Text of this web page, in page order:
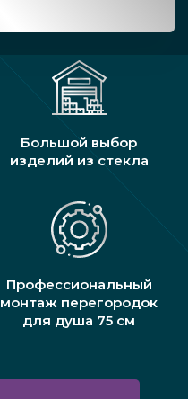
Большой выбор
изделий из стекла
Профессиональный
монтаж перегородок
для душа 75 см